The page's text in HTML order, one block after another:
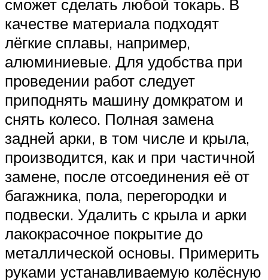
сможет сделать любой токарь. В
качестве материала подходят
лёгкие сплавы, например,
алюминиевые. Для удобства при
проведении работ следует
приподнять машину домкратом и
снять колесо. Полная замена
задней арки, в том числе и крыла,
производится, как и при частичной
замене, после отсоединения её от
багажника, пола, перегородки и
подвески. Удалить с крыла и арки
лакокрасочное покрытие до
металлической основы. Примерить
руками устанавливаемую колёсную